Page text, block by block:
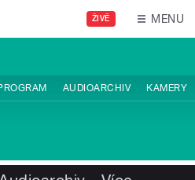
ŽIVĚ MENU
AUDIOARCHIV KAMERY